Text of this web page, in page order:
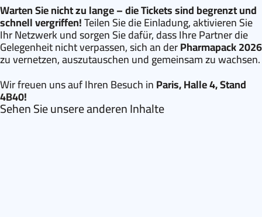
Warten Sie nicht zu lange – die Tickets sind begrenzt und
schnell vergriffen!Teilen Sie die Einladung, aktivieren Sie
Ihr Netzwerk und sorgen Sie dafür, dass Ihre Partner die
Gelegenheit nicht verpassen, sich an derPharmapack 2026
zu vernetzen, auszutauschen und gemeinsam zu wachsen.
Wir freuen uns auf Ihren Besuch inParis, Halle 4, Stand
4B40!
Sehen Sie unsere anderen Inhalte